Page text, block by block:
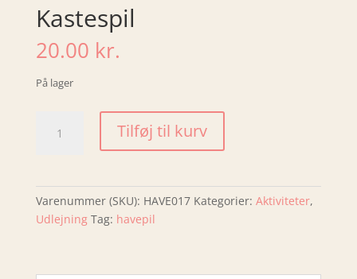
Kastespil
20.00 kr.
På lager
antal
Tilføj til kurv
Varenummer (SKU): HAVE017 Kategorier: Aktiviteter,
Udlejning Tag: havepil